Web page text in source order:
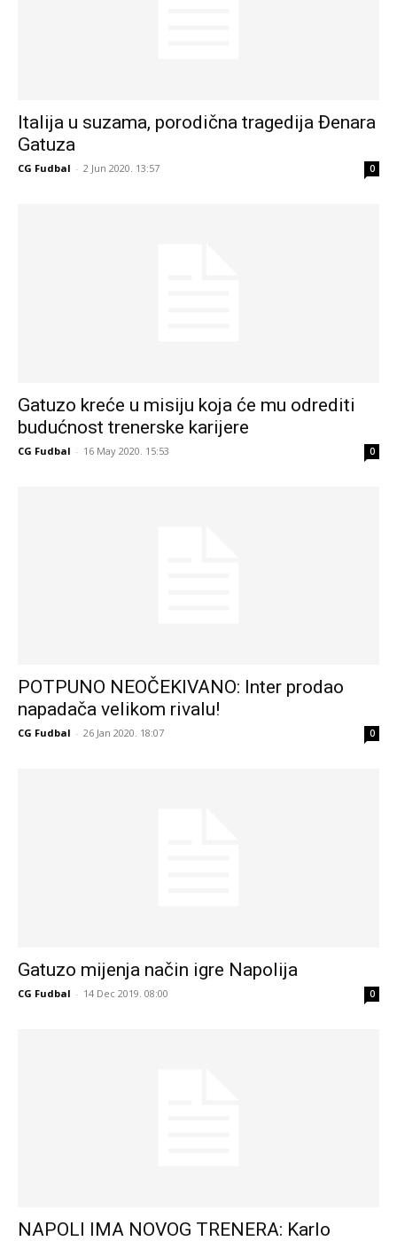
Italija u suzama, porodična tragedija Đenara
Gatuza
CG Fudbal - 2 Jun 2020. 13:57 0
Gatuzo kreće u misiju koja će mu odrediti
budućnost trenerske karijere
CG Fudbal - 16 May 2020. 15:53 0
POTPUNO NEOČEKIVANO: Inter prodao
napadača velikom rivalu!
CG Fudbal - 26 Jan 2020. 18:07 0
Gatuzo mijenja način igre Napolija
CG Fudbal - 14 Dec 2019. 08:00 0
NAPOLI IMA NOVOG TRENERA: Karlo